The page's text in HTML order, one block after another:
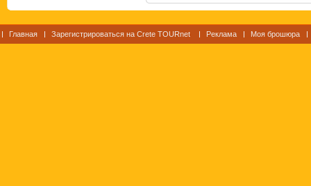
Главная Зарегистрироваться на Crete TOURnet Реклама Моя брошюра